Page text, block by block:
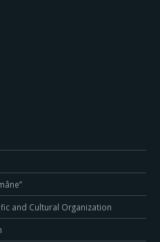
and Cultural Organization